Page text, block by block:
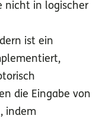
nicht in logischer
ist ein
die Eingabe von
indem